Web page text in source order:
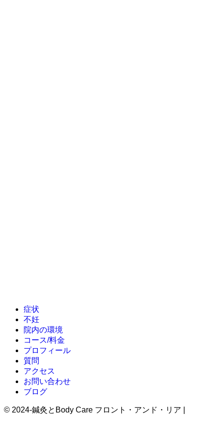
症状
不妊
院内の環境
コース/料金
プロフィール
質問
アクセス
お問い合わせ
ブログ
© 2024-鍼灸とBody Care フロント・アンド・リア |